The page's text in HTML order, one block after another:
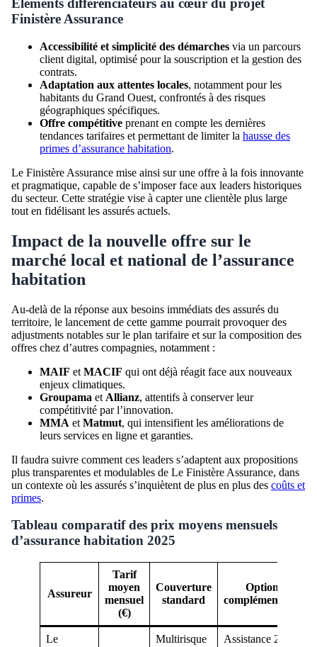
Éléments différenciateurs au cœur du projet
Finistère Assurance
Accessibilité et simplicité des démarches via un parcours
client digital, optimisé pour la souscription et la gestion des
contrats.
Adaptation aux attentes locales, notamment pour les
habitants du Grand Ouest, confrontés à des risques
géographiques spécifiques.
Offre compétitive prenant en compte les dernières
tendances tarifaires et permettant de limiter la hausse des
primes d’assurance habitation.
Le Finistère Assurance mise ainsi sur une offre à la fois innovante
et pragmatique, capable de s’imposer face aux leaders historiques
du secteur. Cette stratégie vise à capter une clientèle plus large
tout en fidélisant les assurés actuels.
Impact de la nouvelle offre sur le
marché local et national de l’assurance
habitation
Au-delà de la réponse aux besoins immédiats des assurés du
territoire, le lancement de cette gamme pourrait provoquer des
adjustments notables sur le plan tarifaire et sur la composition des
offres chez d’autres compagnies, notamment :
MAIF et MACIF qui ont déjà réagit face aux nouveaux
enjeux climatiques.
Groupama et Allianz, attentifs à conserver leur
compétitivité par l’innovation.
MMA et Matmut, qui intensifient les améliorations de
leurs services en ligne et garanties.
Il faudra suivre comment ces leaders s’adaptent aux propositions
plus transparentes et modulables de Le Finistère Assurance, dans
un contexte où les assurés s’inquiètent de plus en plus des coûts et
primes.
Tableau comparatif des prix moyens mensuels
d’assurance habitation 2025
Assureur
Tarif
moyen
mensuel
(€)
Couverture
standard
Options
complémentaires
Le
Multirisque
Assistance 24/7,